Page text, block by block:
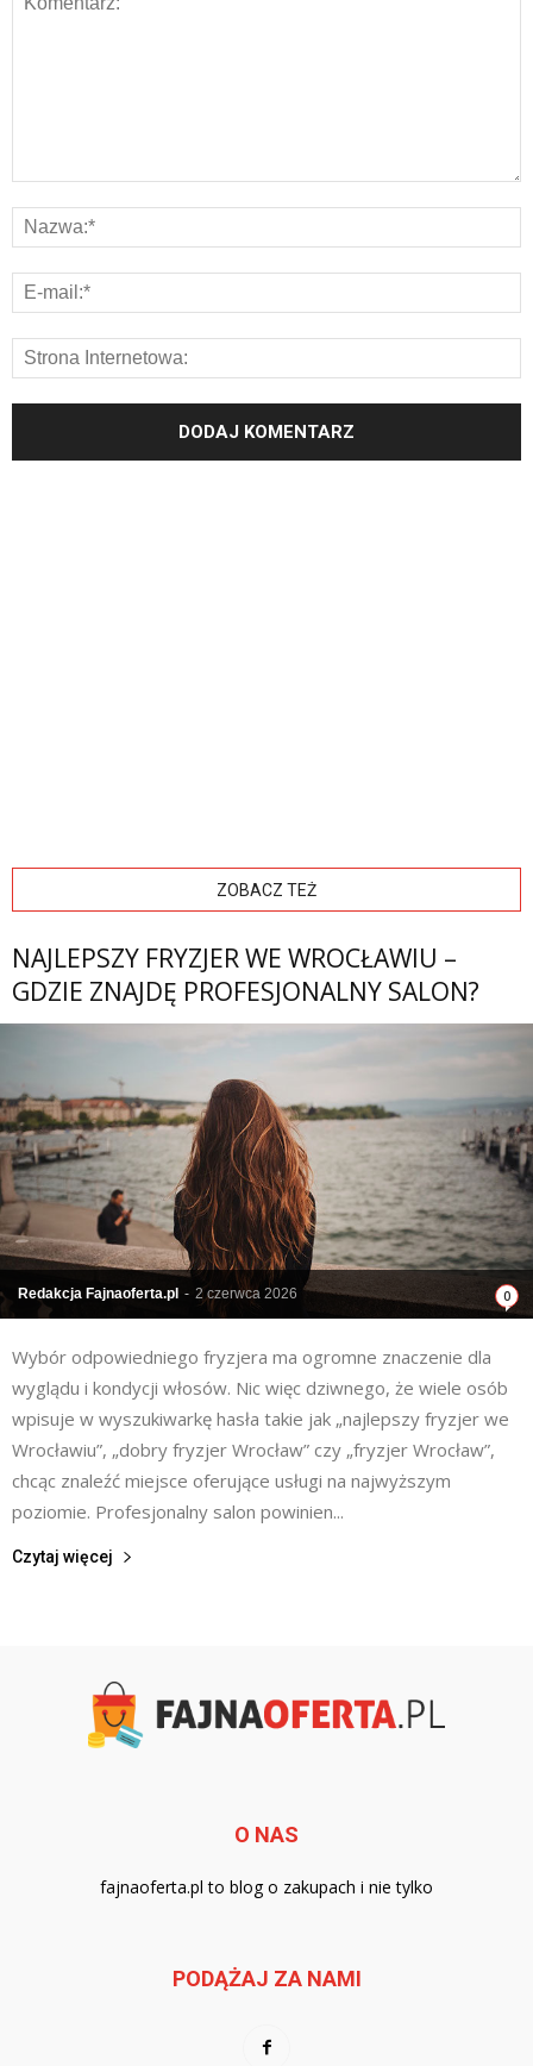
ZOBACZ TEŻ
NAJLEPSZY FRYZJER WE WROCŁAWIU –
GDZIE ZNAJDĘ PROFESJONALNY SALON?
Redakcja Fajnaoferta.pl - 2 czerwca 2026 0
Wybór odpowiedniego fryzjera ma ogromne znaczenie dla
wyglądu i kondycji włosów. Nic więc dziwnego, że wiele osób
wpisuje w wyszukiwarkę hasła takie jak „najlepszy fryzjer we
Wrocławiu”, „dobry fryzjer Wrocław” czy „fryzjer Wrocław”,
chcąc znaleźć miejsce oferujące usługi na najwyższym
poziomie. Profesjonalny salon powinien...
Czytaj więcej
O NAS
fajnaoferta.pl to blog o zakupach i nie tylko
PODĄŻAJ ZA NAMI